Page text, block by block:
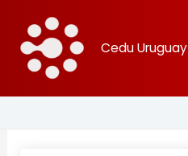
contenido
Cedu Uruguay